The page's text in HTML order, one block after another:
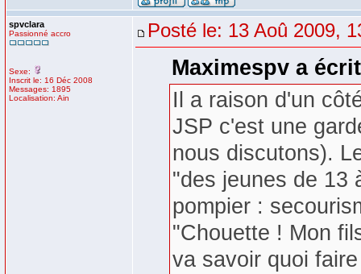
spvclara
Passionné accro
Sexe:
Inscrit le: 16 Déc 2008
Messages: 1895
Localisation: Ain
Posté le: 13 Aoû 2009,
Maximespv a
Il a raison d'un
JSP c'est une
nous discutons).
"des jeunes de 13
pompier :
"Chouette ! Mon
va savoir quoi